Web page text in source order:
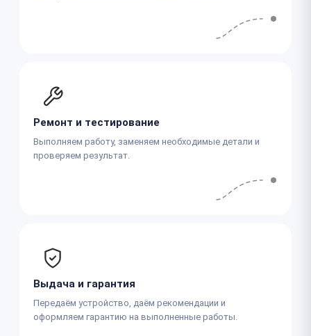
Ремонт и тестирование
Выполняем работу, заменяем необходимые детали и
проверяем результат.
Выдача и гарантия
Передаём устройство, даём рекомендации и
оформляем гарантию на выполненные работы.